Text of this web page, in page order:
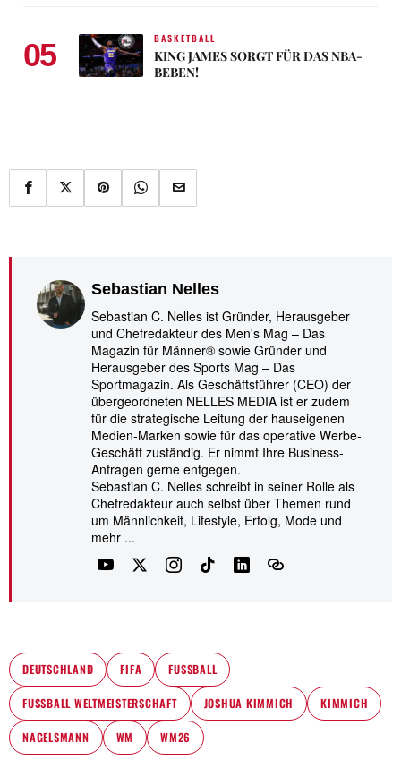
05 BASKETBALL
KING JAMES SORGT FÜR DAS NBA-
BEBEN!
Sebastian Nelles
Sebastian C. Nelles ist Gründer, Herausgeber
und Chefredakteur des Men's Mag – Das
Magazin für Männer® sowie Gründer und
Herausgeber des Sports Mag – Das
Sportmagazin. Als Geschäftsführer (CEO) der
übergeordneten NELLES MEDIA ist er zudem
für die strategische Leitung der hauseigenen
Medien-Marken sowie für das operative Werbe-
Geschäft zuständig. Er nimmt Ihre Business-
Anfragen gerne entgegen.
Sebastian C. Nelles schreibt in seiner Rolle als
Chefredakteur auch selbst über Themen rund
um Männlichkeit, Lifestyle, Erfolg, Mode und
mehr ...
DEUTSCHLAND FIFA
FUSSBALL
FUSSBALL WELTMEISTERSCHAFT
JOSHUA KIMMICH
KIMMICH
NAGELSMANN
WM WM26